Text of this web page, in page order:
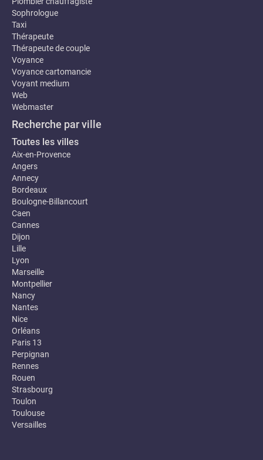
Sophrologue
Taxi
Thérapeute
Thérapeute de couple
Voyance
Voyance cartomancie
Voyant medium
Web
Webmaster
Recherche par ville
Toutes les villes
Aix-en-Provence
Angers
Annecy
Bordeaux
Boulogne-Billancourt
Caen
Cannes
Dijon
Lille
Lyon
Marseille
Montpellier
Nancy
Nantes
Nice
Orléans
Paris 13
Perpignan
Rennes
Rouen
Strasbourg
Toulon
Toulouse
Versailles